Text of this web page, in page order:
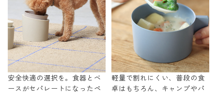
安全快適の選択を。食器とベ
ースがセパレートになったペ
軽量で割れにくい、普段の食
卓はもちろん、キャンプやパ